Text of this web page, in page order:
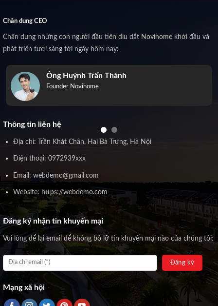
Chân dung CEO
Chân dung những con người đầu tiên dìu dắt Novihome khởi đầu và
phát triển tươi sáng tới ngày hôm nay:
Ông Huỳnh Trấn Thành
Founder Novihome
Thông tin liên hệ
Địa chỉ: Trần Khát Chân, Hai Bà Trưng, Hà Nội
Điện thoại: 0972939xxx
Email: webdemo@gmail.com
Website: https://webdemo.com
Đăng ký nhận tin khuyến mại
Vui lòng để lại email để không bỏ lỡ tin khuyến mại nào của chúng tôi:
Mạng xã hội